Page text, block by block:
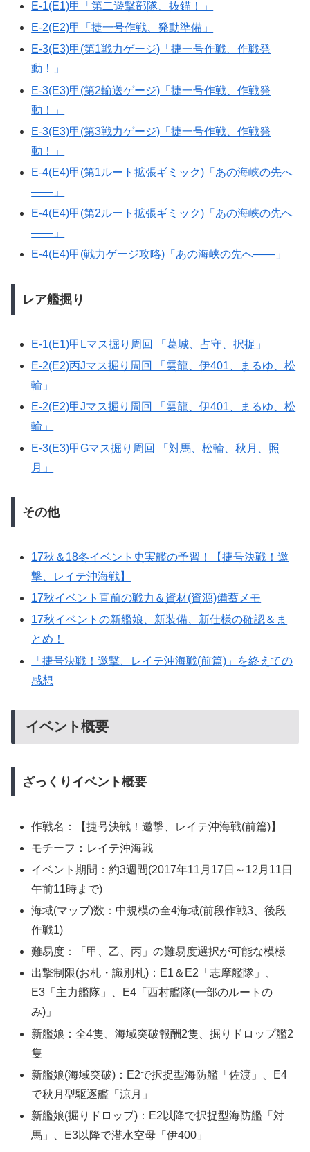
E-1(E1)甲「第二遊撃部隊、抜錨！」
E-2(E2)甲「捷一号作戦、発動準備」
E-3(E3)甲(第1戦力ゲージ)「捷一号作戦、作戦発
動！」
E-3(E3)甲(第2輸送ゲージ)「捷一号作戦、作戦発
動！」
E-3(E3)甲(第3戦力ゲージ)「捷一号作戦、作戦発
動！」
E-4(E4)甲(第1ルート拡張ギミック)「あの海峡の先へ
――」
E-4(E4)甲(第2ルート拡張ギミック)「あの海峡の先へ
――」
E-4(E4)甲(戦力ゲージ攻略)「あの海峡の先へ――」
レア艦掘り
E-1(E1)甲Lマス掘り周回 「葛城、占守、択捉」
E-2(E2)丙Jマス掘り周回 「雲龍、伊401、まるゆ、松
輪」
E-2(E2)甲Jマス掘り周回 「雲龍、伊401、まるゆ、松
輪」
E-3(E3)甲Gマス掘り周回 「対馬、松輪、秋月、照
月」
その他
17秋＆18冬イベント史実艦の予習！【捷号決戦！邀
撃、レイテ沖海戦】
17秋イベント直前の戦力＆資材(資源)備蓄メモ
17秋イベントの新艦娘、新装備、新仕様の確認＆ま
とめ！
「捷号決戦！邀撃、レイテ沖海戦(前篇)」を終えての
感想
イベント概要
ざっくりイベント概要
作戦名：【捷号決戦！邀撃、レイテ沖海戦(前篇)】
モチーフ：レイテ沖海戦
イベント期間：約3週間(2017年11月17日～12月11日
午前11時まで)
海域(マップ)数：中規模の全4海域(前段作戦3、後段
作戦1)
難易度：「甲、乙、丙」の難易度選択が可能な模様
出撃制限(お札・識別札)：E1＆E2「志摩艦隊」、
E3「主力艦隊」、E4「西村艦隊(一部のルートの
み)」
新艦娘：全4隻、海域突破報酬2隻、掘りドロップ艦2
隻
新艦娘(海域突破)：E2で択捉型海防艦「佐渡」、E4
で秋月型駆逐艦「涼月」
新艦娘(掘りドロップ)：E2以降で択捉型海防艦「対
馬」、E3以降で潜水空母「伊400」